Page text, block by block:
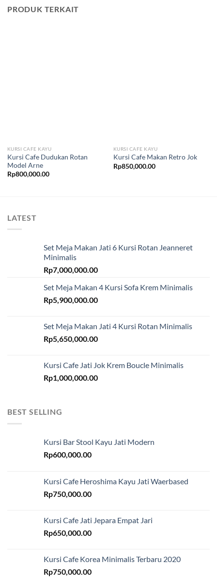
PRODUK TERKAIT
KURSI CAFE KAYU
Kursi Cafe Dudukan Rotan
Model Arne
Rp800,000.00
KURSI CAFE KAYU
Kursi Cafe Makan Retro Jok
Rp850,000.00
LATEST
Set Meja Makan Jati 6 Kursi Rotan Jeanneret
Minimalis
Rp7,000,000.00
Set Meja Makan 4 Kursi Sofa Krem Minimalis
Rp5,900,000.00
Set Meja Makan Jati 4 Kursi Rotan Minimalis
Rp5,650,000.00
Kursi Cafe Jati Jok Krem Boucle Minimalis
Rp1,000,000.00
BEST SELLING
Kursi Bar Stool Kayu Jati Modern
Rp600,000.00
Kursi Cafe Heroshima Kayu Jati Waerbased
Rp750,000.00
Kursi Cafe Jati Jepara Empat Jari
Rp650,000.00
Kursi Cafe Korea Minimalis Terbaru 2020
Rp750,000.00